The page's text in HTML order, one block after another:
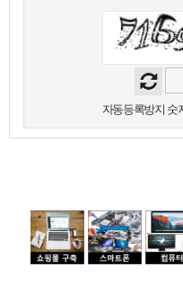
자동등록방지 숫